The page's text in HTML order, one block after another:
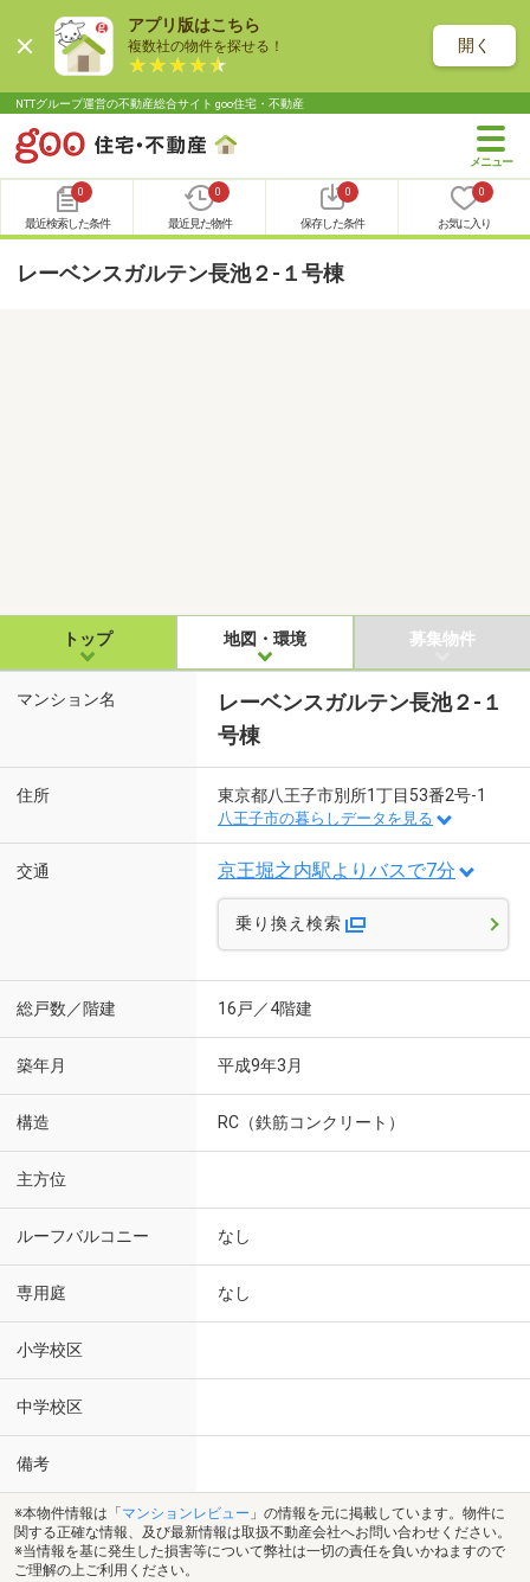
アプリ版はこちら
複数社の物件を探せる！ 開く
NTTグループ運営の不動産総合サイト goo住宅・不動産
0
最近検索した条件
0
最近見た物件
0
保存した条件
0
お気に入り
レーベンスガルテン長池２-１号棟
トップ 地図・環境 募集物件
マンション名
レーベンスガルテン長池２-１
号棟
住所 東京都八王子市別所1丁目53番2号-1
八王子市の暮らしデータを見る
交通 京王堀之内駅よりバスで7分
乗り換え検索
総戸数／階建 16戸／4階建
築年月 平成9年3月
構造 RC（鉄筋コンクリート）
主方位
ルーフバルコニー なし
専用庭 なし
小学校区
中学校区
備考
※本物件情報は「 マンションレビュー 」の情報を元に掲載しています。物件に
関する正確な情報、及び最新情報は取扱不動産会社へお問い合わせください。
※当情報を基に発生した損害等について弊社は一切の責任を負いかねますので
ご理解の上ご利用ください。